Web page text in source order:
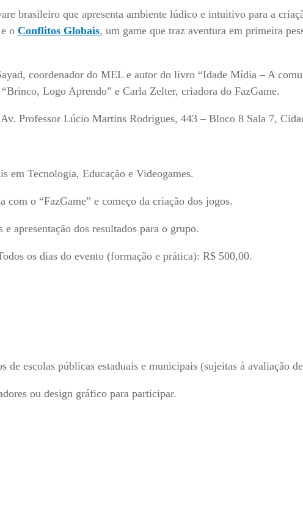
brasileiro que apresenta ambiente lúdico e intuitivo para a
o Conflitos Globais, um game que traz aventura em primeira
coordenador do MEL e autor do livro “Idade Mídia – A
Logo Aprendo” e Carla Zelter, criadora do FazGame.
Professor Lúcio Martins Rodrigues, 443 – Bloco 8 Sala 7,
em Tecnologia, Educação e Videogames.
o “FazGame” e começo da criação dos jogos.
apresentação dos resultados para o grupo.
os dias do evento (formação e prática): R$ 500,00.
de escolas públicas estaduais e municipais (sujeitas à avaliação
ou design gráfico para participar.